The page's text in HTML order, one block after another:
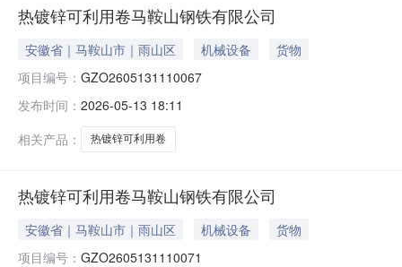
热镀锌可利用卷马鞍山钢铁有限公司
安徽省｜马鞍山市｜雨山区 机械设备
货物
项目编号： GZO2605131110067
发布时间： 2026-05-13 18:11
相关产品：
热镀锌可利用卷
热镀锌可利用卷马鞍山钢铁有限公司
安徽省｜马鞍山市｜雨山区 机械设备
货物
项目编号： GZO2605131110071